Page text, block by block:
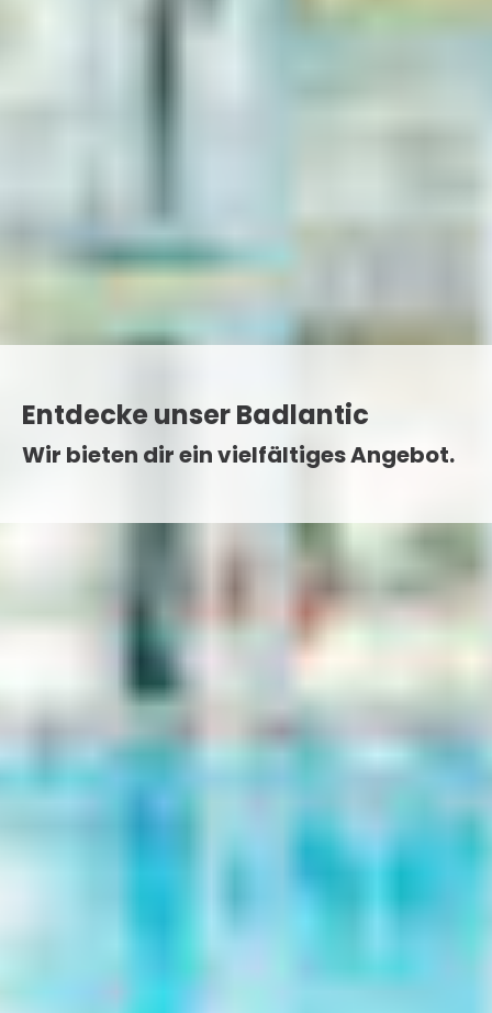
Entdecke unser Badlantic
Wir bieten dir ein vielfältiges Angebot.